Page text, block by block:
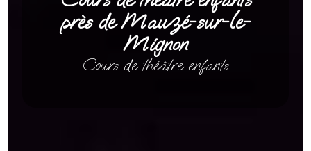
près de Mauzé-sur-le-
Mignon
Cours de théâtre enfants